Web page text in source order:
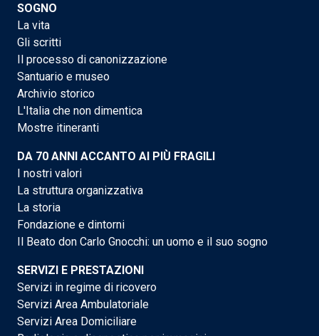
SOGNO
La vita
Gli scritti
Il processo di canonizzazione
Santuario e museo
Archivio storico
L'Italia che non dimentica
Mostre itineranti
DA 70 ANNI ACCANTO AI PIÙ FRAGILI
I nostri valori
La struttura organizzativa
La storia
Fondazione e dintorni
Il Beato don Carlo Gnocchi: un uomo e il suo sogno
SERVIZI E PRESTAZIONI
Servizi in regime di ricovero
Servizi Area Ambulatoriale
Servizi Area Domiciliare